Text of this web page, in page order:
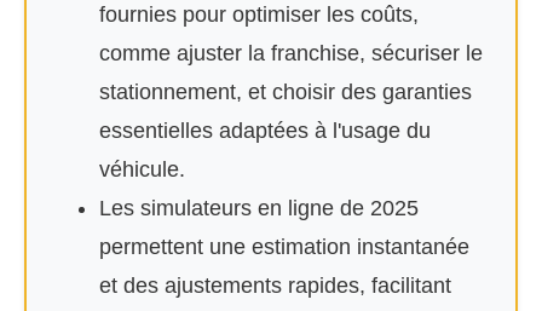
fournies pour optimiser les coûts,
comme ajuster la franchise, sécuriser le
stationnement, et choisir des garanties
essentielles adaptées à l'usage du
véhicule.
Les simulateurs en ligne de 2025
permettent une estimation instantanée
et des ajustements rapides, facilitant